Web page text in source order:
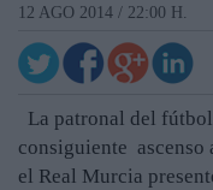
12 AGO 2014 / 22:00 H.
La patronal del
consiguiente
el Real Murcia